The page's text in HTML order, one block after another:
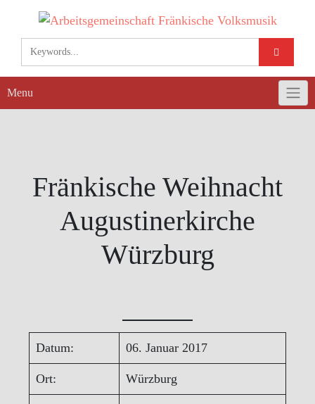
content
Menu
Fränkische Weihnacht
Augustinerkirche
Würzburg
Datum: 06. Januar 2017
Ort: Würzburg